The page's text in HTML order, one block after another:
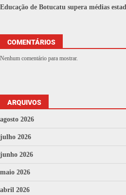
Educação de Botucatu supera médias
COMENTÁRIOS
Nenhum comentário para mostrar.
ARQUIVOS
agosto 2026
julho 2026
junho 2026
maio 2026
abril 2026